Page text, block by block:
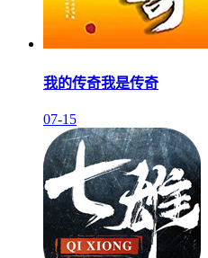
我的传奇我是传奇
07-15